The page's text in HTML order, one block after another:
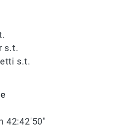
s.t.
s.t.
42:42'50"